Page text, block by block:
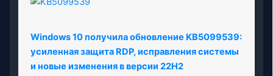
Windows 10 получила обновление KB5099539:
усиленная защита RDP, исправления системы
и новые изменения в версии 22H2